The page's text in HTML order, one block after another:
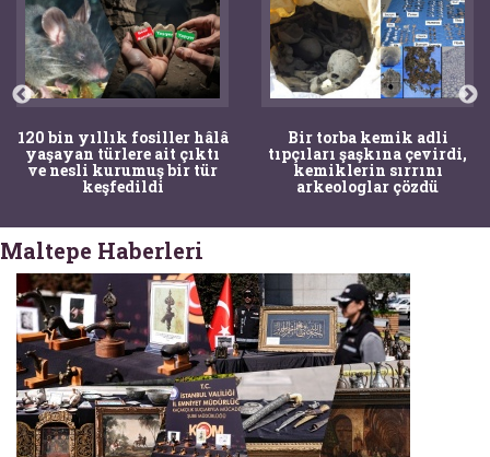
120 bin yıllık fosiller hâlâ
yaşayan türlere ait çıktı
ve nesli kurumuş bir tür
keşfedildi
Bir torba kemik adli
tıpçıları şaşkına çevirdi,
kemiklerin sırrını
arkeologlar çözdü
Maltepe Haberleri